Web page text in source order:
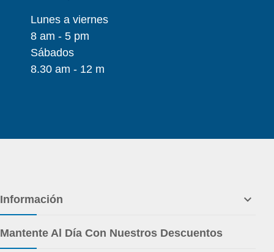
Lunes a viernes
8 am - 5 pm
Sábados
8.30 am - 12 m
Información 
Mantente Al Día Con Nuestros Descuentos